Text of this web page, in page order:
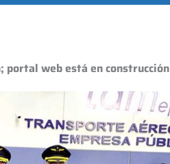
portal web está en construcción